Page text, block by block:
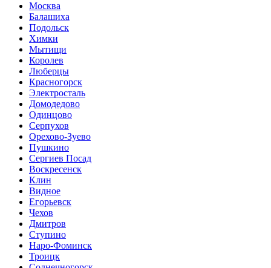
Москва
Балашиха
Подольск
Химки
Мытищи
Королев
Люберцы
Красногорск
Электросталь
Домодедово
Одинцово
Серпухов
Орехово-Зуево
Пушкино
Сергиев Посад
Воскресенск
Клин
Видное
Егорьевск
Чехов
Дмитров
Ступино
Наро-Фоминск
Троицк